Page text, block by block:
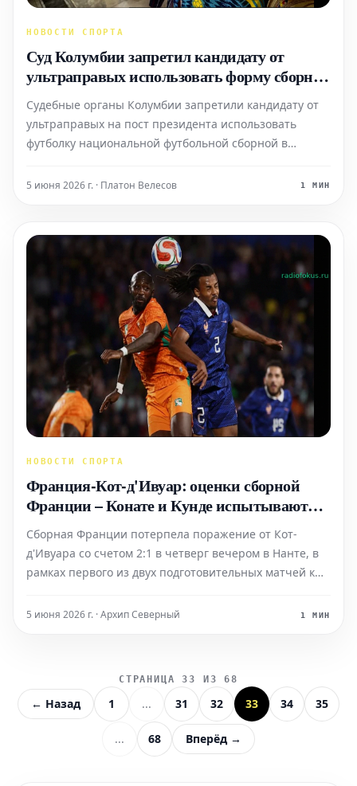
НОВОСТИ СПОРТА
Суд Колумбии запретил кандидату от
ультраправых использовать форму сборной
в кампании
Судебные органы Колумбии запретили кандидату от
ультраправых на пост президента использовать
футболку национальной футбольной сборной в
решение было принято в преддверии Чемпионата
5 июня 2026 г. · Платон Велесов 1 МИН
НОВОСТИ СПОРТА
Франция-Кот-д'Ивуар: оценки сборной
Франции – Конате и Кунде испытывают
трудности, Шерки в отличной форме и
решающий
Сборная Франции потерпела поражение от Кот-
д'Ивуара со счетом 2:1 в четверг вечером в Нанте, в
рамках первого из двух подготовительных матчей к
выступлений лишь немногие французские игроки
5 июня 2026 г. · Архип Северный 1 МИН
СТРАНИЦА 33 ИЗ 68
← Назад 1 ... 31 32 33 34 35
... 68 Вперёд →